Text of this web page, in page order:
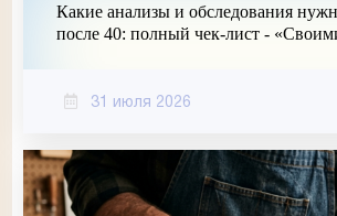
Какие анализы и обследования
после 40: полный чек-лист -
31 июля 2026